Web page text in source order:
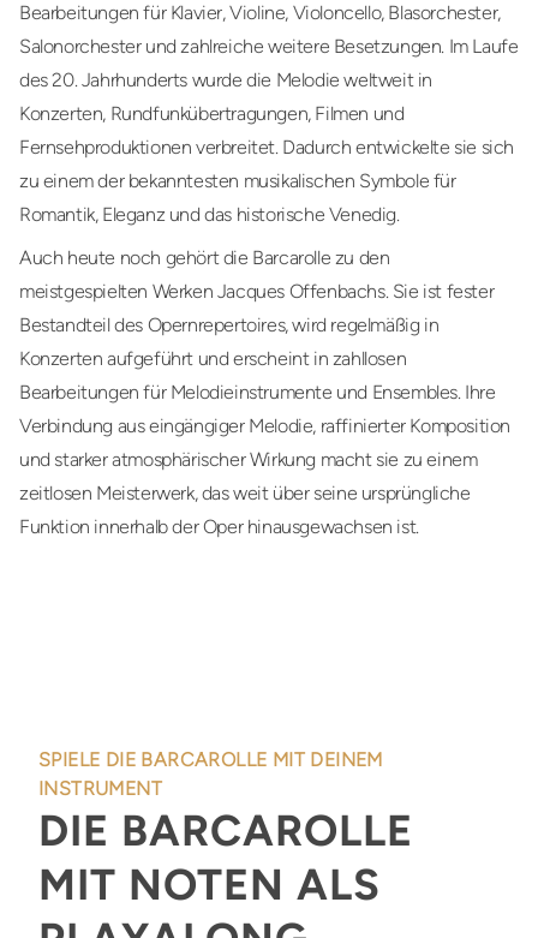
Bearbeitungen für Klavier, Violine, Violoncello, Blasorchester,
Salonorchester und zahlreiche weitere Besetzungen. Im Laufe
des 20. Jahrhunderts wurde die Melodie weltweit in
Konzerten, Rundfunkübertragungen, Filmen und
Fernsehproduktionen verbreitet. Dadurch entwickelte sie sich
zu einem der bekanntesten musikalischen Symbole für
Romantik, Eleganz und das historische Venedig.
Auch heute noch gehört die Barcarolle zu den
meistgespielten Werken Jacques Offenbachs. Sie ist fester
Bestandteil des Opernrepertoires, wird regelmäßig in
Konzerten aufgeführt und erscheint in zahllosen
Bearbeitungen für Melodieinstrumente und Ensembles. Ihre
Verbindung aus eingängiger Melodie, raffinierter Komposition
und starker atmosphärischer Wirkung macht sie zu einem
zeitlosen Meisterwerk, das weit über seine ursprüngliche
Funktion innerhalb der Oper hinausgewachsen ist.
SPIELE DIE BARCAROLLE MIT DEINEM
INSTRUMENT
DIE BARCAROLLE
MIT NOTEN ALS